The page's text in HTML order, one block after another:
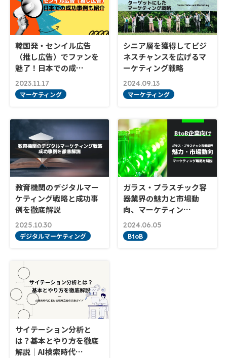
韓国発・センイル広告
（推し広告）でファンを
魅了！日本での成…
2023.11.17
マーケティング
シニア層を獲得してビジ
ネスチャンスを広げるマ
ーケティング戦略
2024.09.13
マーケティング
教育機関のデジタルマー
ケティング戦略と成功事
例を徹底解説
2025.10.30
デジタルマーケティング
ガラス・プラスチック容
器業界の魅力と市場動
向、マーケティン…
2024.06.05
BtoB
サイテーション分析と
は？基本とやり方を徹底
解説｜AI検索時代…